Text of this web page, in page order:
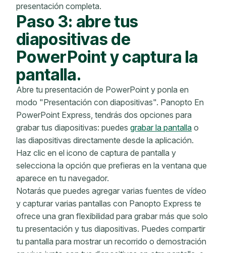
presentación completa.
Paso 3: abre tus
diapositivas de
PowerPoint y captura la
pantalla.
Abre tu presentación de PowerPoint y ponla en
modo "Presentación con diapositivas". Panopto En
PowerPoint Express, tendrás dos opciones para
grabar tus diapositivas: puedes grabar la pantalla o
las diapositivas directamente desde la aplicación.
Haz clic en el icono de captura de pantalla y
selecciona la opción que prefieras en la ventana que
aparece en tu navegador.
Notarás que puedes agregar varias fuentes de vídeo
y capturar varias pantallas con Panopto Express te
ofrece una gran flexibilidad para grabar más que solo
tu presentación y tus diapositivas. Puedes compartir
tu pantalla para mostrar un recorrido o demostración